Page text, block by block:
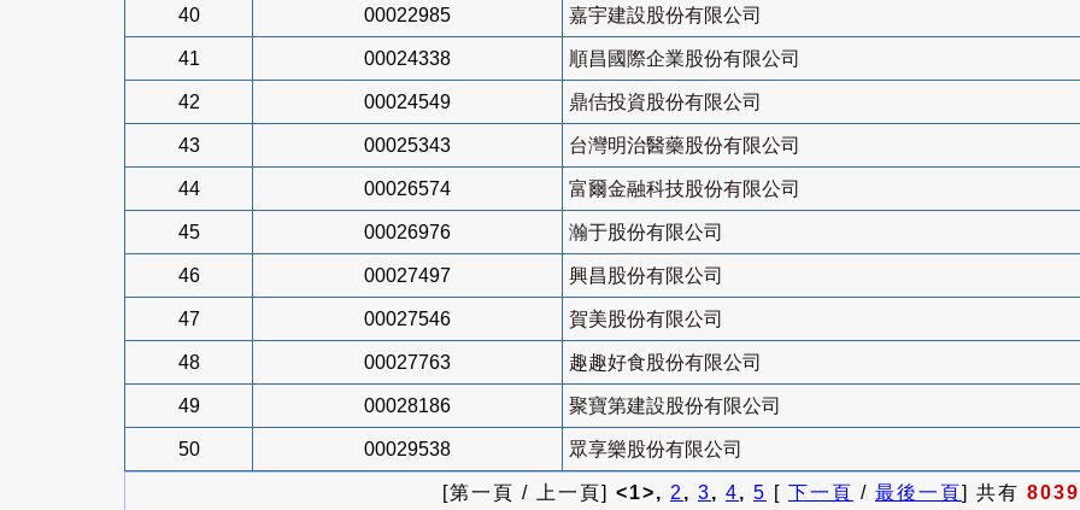
40 00022985 嘉宇建設股份有限公司
41 00024338 順昌國際企業股份有限公司
42 00024549 鼎佶投資股份有限公司
43 00025343 台灣明治醫藥股份有限公司
44 00026574 富爾金融科技股份有限公司
45 00026976 瀚于股份有限公司
46 00027497 興昌股份有限公司
47 00027546 賀美股份有限公司
48 00027763 趣趣好食股份有限公司
49 00028186 聚寶第建設股份有限公司
50 00029538 眾享樂股份有限公司
[第一頁 / 上一頁] <1>, 2, 3, 4, 5 [ 下一頁 / 最後一頁] 共有 8039